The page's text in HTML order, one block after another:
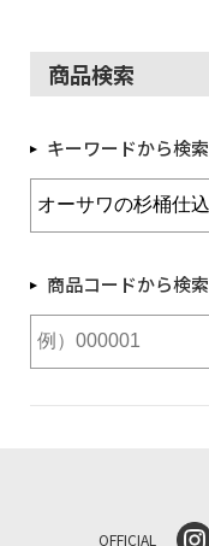
商品検索
キーワードから検索
商品コードから検索
OFFICIAL